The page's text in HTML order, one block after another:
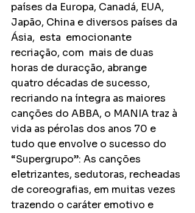
países da Europa, Canadá, EUA,
Japão, China e diversos países da
Ásia,  esta  emocionante
recriação, com  mais de duas
horas de duracção, abrange
quatro décadas de sucesso,
recriando na íntegra as maiores
canções do ABBA, o MANIA traz à
vida as pérolas dos anos 70 e
tudo que envolve o sucesso do
“Supergrupo”: As canções
eletrizantes, sedutoras, recheadas
de coreografias, em muitas vezes
trazendo o caráter emotivo e